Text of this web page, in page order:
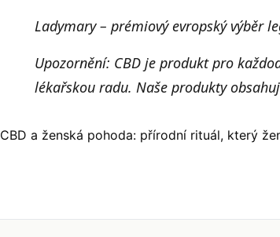
Ladymary – prémiový evropský výběr
Upozornění: CBD je produkt pro
lékařskou radu. Naše produkty
Post navigation
CBD a ženská pohoda: přírodní rituál, který